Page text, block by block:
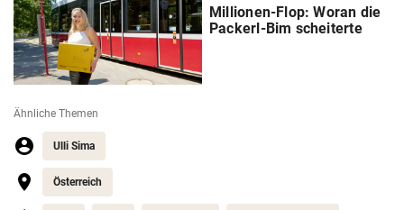
Millionen-Flop: Woran die
Packerl-Bim scheiterte
Ähnliche Themen
Ulli Sima
Österreich